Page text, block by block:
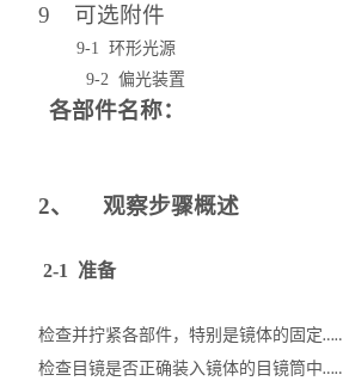
9 可选附
9-1 环形光
9-2 偏光装
各部件名称：
2、 观察步骤概述
2-1 准备
检查并拧紧各部件，特别是镜体的固定
检查目镜是否正确装入镜体的目镜筒中